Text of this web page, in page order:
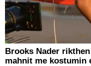
Brooks Nader
mahnit me kostumin